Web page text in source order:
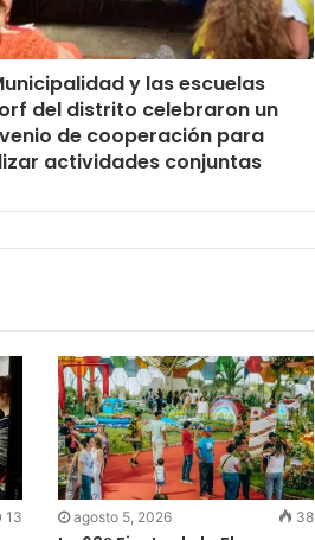
y las escuelas
del distrito celebraron un
de cooperación para
actividades conjuntas
13 agosto 5, 2026 38